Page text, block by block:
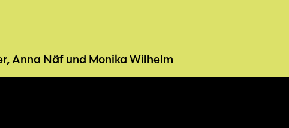
Anna Näf und Monika Wilhelm